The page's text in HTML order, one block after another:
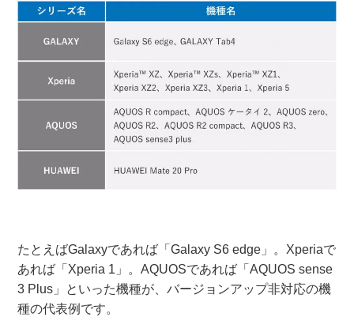
たとえばGalaxyであれば「Galaxy S6 edge」。Xperiaで
あれば「Xperia 1」。AQUOSであれば「AQUOS sense
3 Plus」といった機種が、バージョンアップ非対応の機
種の代表例です。